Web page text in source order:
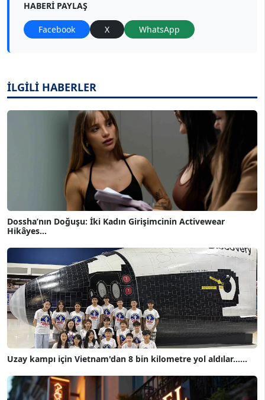
HABERI PAYLAŞ
Facebook X WhatsApp
İLGİLİ HABERLER
Dossha’nın Doğuşu: İki Kadın Girişimcinin Activewear
Hikâyes...
Uzay kampı için Vietnam'dan 8 bin kilometre yol aldılar......